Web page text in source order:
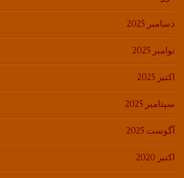
دسامبر 2025
نوامبر 2025
اکتبر 2025
سپتامبر 2025
آگوست 2025
اکتبر 2020